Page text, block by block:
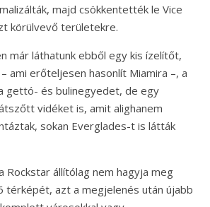
majd csökkentették le Vice
körülvevő területekre.
már láthatunk ebből egy kis ízelítőt,
ami erőteljesen hasonlít Miamira –, a
gettó- és bulinegyedet, de egy
vidéket is, amit alighanem
sokan Everglades-t is látták
Rockstar állítólag nem hagyja meg
térképét, azt a megjelenés után újabb